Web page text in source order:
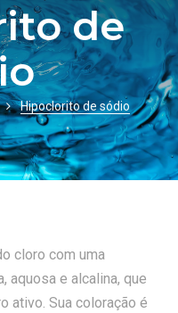
de
Hipoclorito de sódio
cloro com uma
aquosa e alcalina, que
ativo. Sua coloração é